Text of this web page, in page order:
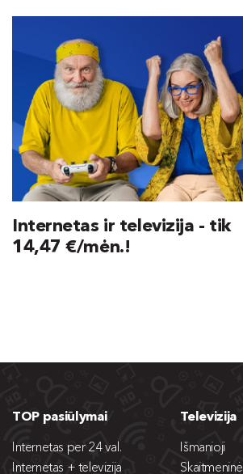
Internetas ir televizija - tik
14,47 €/mėn.!
TOP pasiūlymai
Internetas per 24 val.
Internetas + televizija
Televizija
Išmanioji
Skaitmeninė